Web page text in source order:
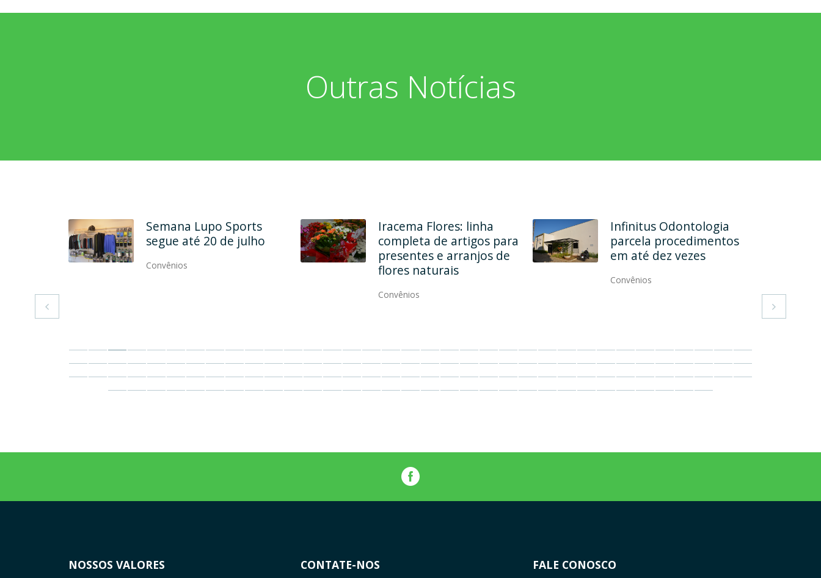
Outras Notícias
Semana Lupo Sports
segue até 20 de julho
Convênios
Iracema Flores: linha
completa de artigos para
presentes e arranjos de
flores naturais
Convênios
Infinitus Odontologia
parcela procedimentos
em até dez vezes
Convênios
 
NOSSOS VALORES CONTATE-NOS FALE CONOSCO